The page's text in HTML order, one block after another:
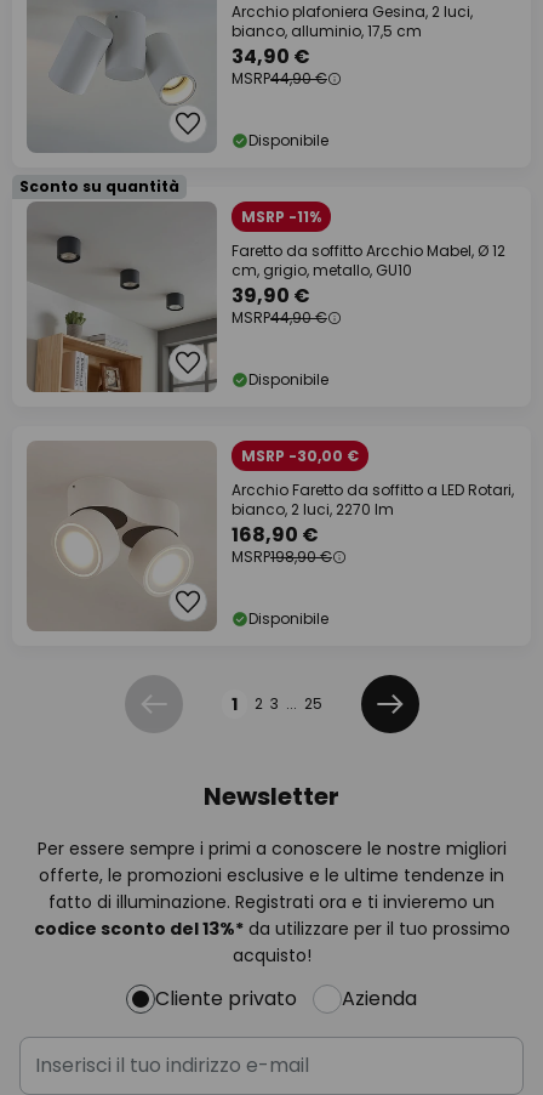
Arcchio plafoniera Gesina, 2 luci,
bianco, alluminio, 17,5 cm
34,90 €
MSRP44,90 €
Disponibile
Sconto su quantità
MSRP -11%
Faretto da soffitto Arcchio Mabel, Ø 12
cm, grigio, metallo, GU10
39,90 €
MSRP44,90 €
Disponibile
MSRP -30,00 €
Arcchio Faretto da soffitto a LED Rotari,
bianco, 2 luci, 2270 lm
168,90 €
MSRP198,90 €
Disponibile
Precedente 1 2 3 ... 25
Prossimo
Newsletter
Per essere sempre i primi a conoscere le nostre migliori
offerte, le promozioni esclusive e le ultime tendenze in
fatto di illuminazione. Registrati ora e ti invieremo un
codice sconto del13%*da utilizzare per il tuo prossimo
acquisto!
Cliente privato Azienda